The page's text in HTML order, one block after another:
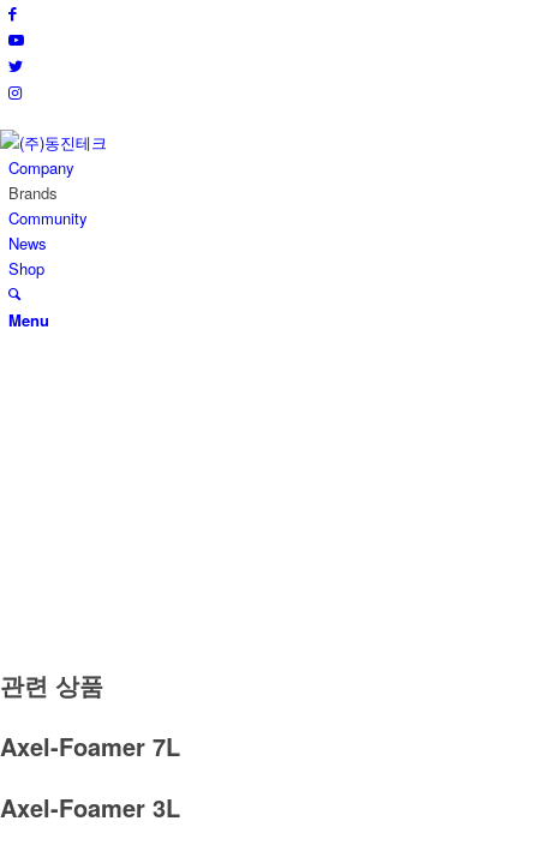
Company
Brands
Community
News
Shop
Menu
관련 상품
Axel-Foamer 7L
Axel-Foamer 3L